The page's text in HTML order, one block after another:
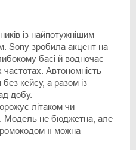
із найпотужнішим
Sony зробила акцент на
басі й водночас
Автономність
кейсу, а разом із
добу.
літаком чи
Модель не бюджетна, але
її можна